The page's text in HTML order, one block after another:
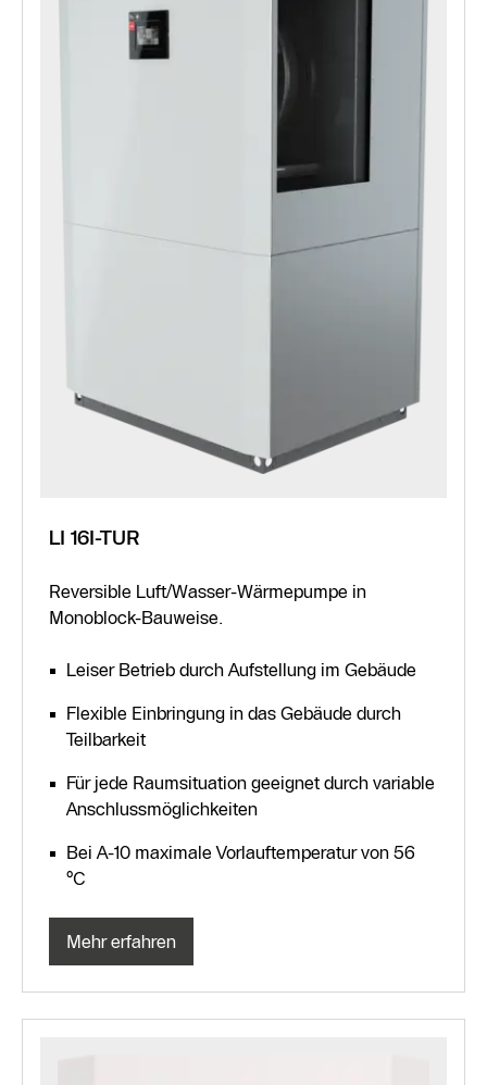
LI 16I-TUR
Reversible Luft/Wasser-Wärmepumpe in
Monoblock-Bauweise.
Leiser Betrieb durch Aufstellung im Gebäude
Flexible Einbringung in das Gebäude durch
Teilbarkeit
Für jede Raumsituation geeignet durch variable
Anschlussmöglichkeiten
Bei A-10 maximale Vorlauftemperatur von 56
°C
Mehr erfahren